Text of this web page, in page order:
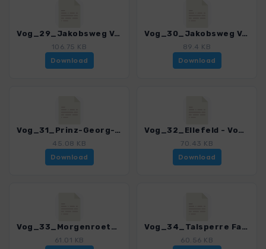
Vog_29_Jakobsweg Vogtland - Vierte Etappe_4518_2.gpx
106.75 KB
Download
Vog_30_Jakobsweg Vogtland - Fuenfte Etappe_4518_2.gpx
89.4 KB
Download
Vog_31_Prinz-Georg-Turm_4518_2.gpx
45.08 KB
Download
Vog_32_Ellefeld - Vogtlandsee_4518_2.gpx
70.43 KB
Download
Vog_33_Morgenroethe-Rautenkranz_4518_2.gpx
61.01 KB
Vog_34_Talsperre Falkenstein_4518_2.gpx
60.56 KB